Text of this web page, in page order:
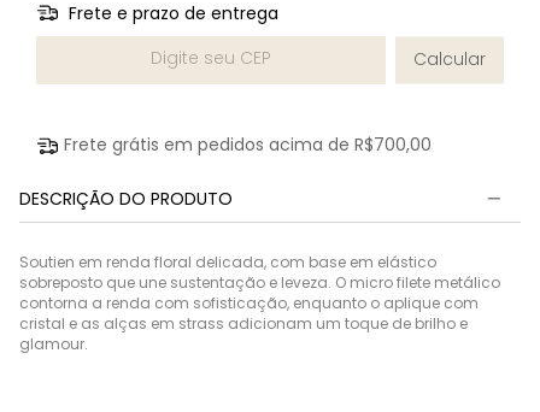
Frete e prazo de entrega
Entregas para o CEP:
Calcular
Frete grátis em pedidos acima de R$700,00
DESCRIÇÃO DO PRODUTO
Soutien em renda floral delicada, com base em elástico
sobreposto que une sustentação e leveza. O micro filete metálico
contorna a renda com sofisticação, enquanto o aplique com
cristal e as alças em strass adicionam um toque de brilho e
glamour.